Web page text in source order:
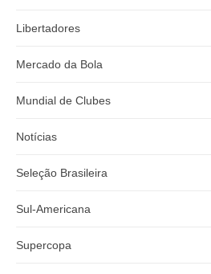
Libertadores
Mercado da Bola
Mundial de Clubes
Notícias
Seleção Brasileira
Sul-Americana
Supercopa